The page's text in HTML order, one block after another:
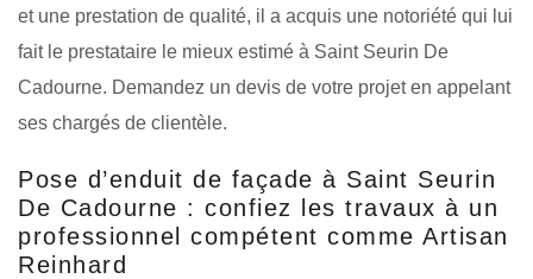
et une prestation de qualité, il a acquis une notoriété qui lui
fait le prestataire le mieux estimé à Saint Seurin De
Cadourne. Demandez un devis de votre projet en appelant
ses chargés de clientèle.
Pose d’enduit de façade à Saint Seurin
De Cadourne : confiez les travaux à un
professionnel compétent comme Artisan
Reinhard